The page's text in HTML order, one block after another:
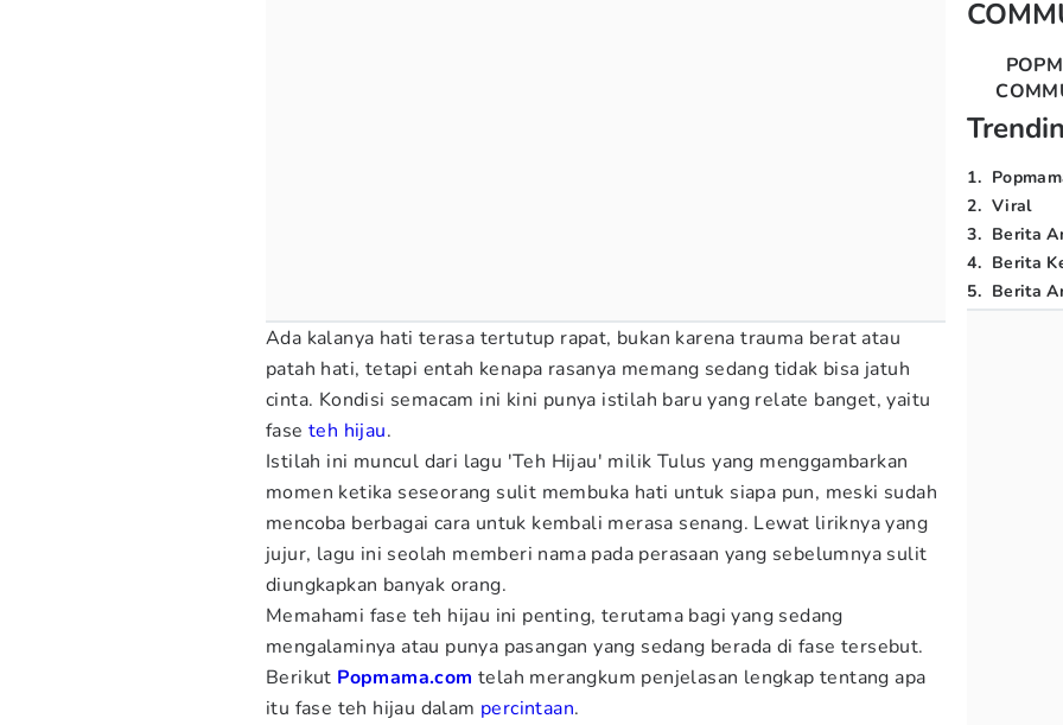
Ada kalanya hati terasa tertutup rapat, bukan karena trauma berat atau
patah hati, tetapi entah kenapa rasanya memang sedang tidak bisa jatuh
cinta. Kondisi semacam ini kini punya istilah baru yang relate banget, yaitu
fase teh hijau.
Istilah ini muncul dari lagu 'Teh Hijau' milik Tulus yang menggambarkan
momen ketika seseorang sulit membuka hati untuk siapa pun, meski sudah
mencoba berbagai cara untuk kembali merasa senang. Lewat liriknya yang
jujur, lagu ini seolah memberi nama pada perasaan yang sebelumnya sulit
diungkapkan banyak orang.
Memahami fase teh hijau ini penting, terutama bagi yang sedang
mengalaminya atau punya pasangan yang sedang berada di fase tersebut.
Berikut Popmama.com telah merangkum penjelasan lengkap tentang apa
itu fase teh hijau dalam percintaan.
1.
2. Viral
3. Berita
4. Berita
5. Berita